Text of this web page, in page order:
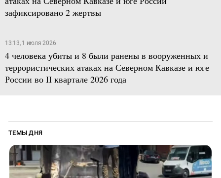
зафиксировано 2 жертвы
13:13, 1 июля 2026
4 человека убиты и 8 были ранены в вооруженных и
террористических атаках на Северном Кавказе и юге
России во II квартале 2026 года
ТЕМЫ ДНЯ